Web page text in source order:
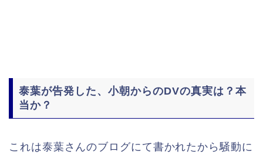
泰葉が告発した、小朝からのDVの真実は？本
当か？
これは泰葉さんのブログにて書かれたから騒動に